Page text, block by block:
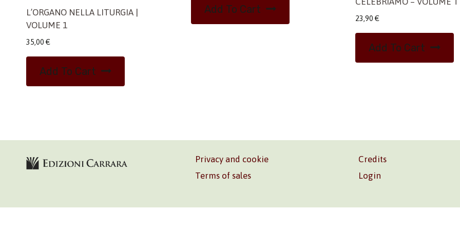
L’ORGANO NELLA LITURGIA |
VOLUME 1
35,00 €
Add To Cart
Add To Cart
23,90 €
Add To Cart
Privacy and cookie
Terms of sales
Credits
Login